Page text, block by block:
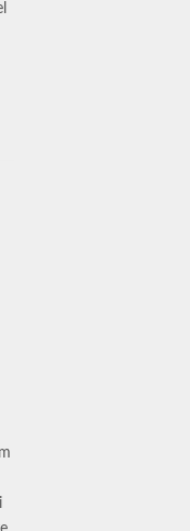
und Stadtbegrünung